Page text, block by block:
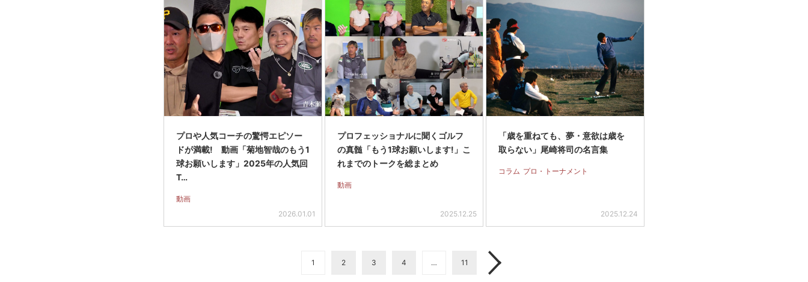
プロや人気コーチの驚愕エピソー
ドが満載! 動画「菊地智哉のもう1
球お願いします」2025年の人気回
T…
動画
2026.01.01
プロフェッショナルに聞くゴルフ
の真髄「もう1球お願いします!」こ
れまでのトークを総まとめ
動画
2025.12.25
「歳を重ねても、夢・意欲は歳を
取らない」尾崎将司の名言集
コラム プロ・トーナメント
2025.12.24
1 2 3 4 … 11